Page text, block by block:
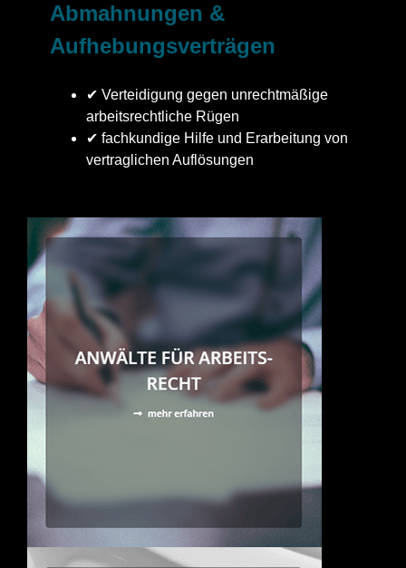
Abmahnungen &
Aufhebungsverträgen
✔ Verteidigung gegen unrechtmäßige
arbeitsrechtliche Rügen
✔ fachkundige Hilfe und Erarbeitung von
vertraglichen Auflösungen